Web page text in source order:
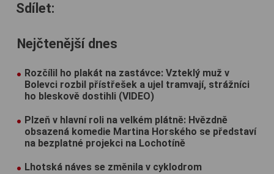
Sdílet:
Nejčtenější dnes
Rozčílil ho plakát na zastávce: Vzteklý muž v
Bolevci rozbil přístřešek a ujel tramvají, strážníci
ho bleskově dostihli (VIDEO)
Plzeň v hlavní roli na velkém plátně: Hvězdně
obsazená komedie Martina Horského se představí
na bezplatné projekci na Lochotíně
Lhotská náves se změnila v cyklodrom